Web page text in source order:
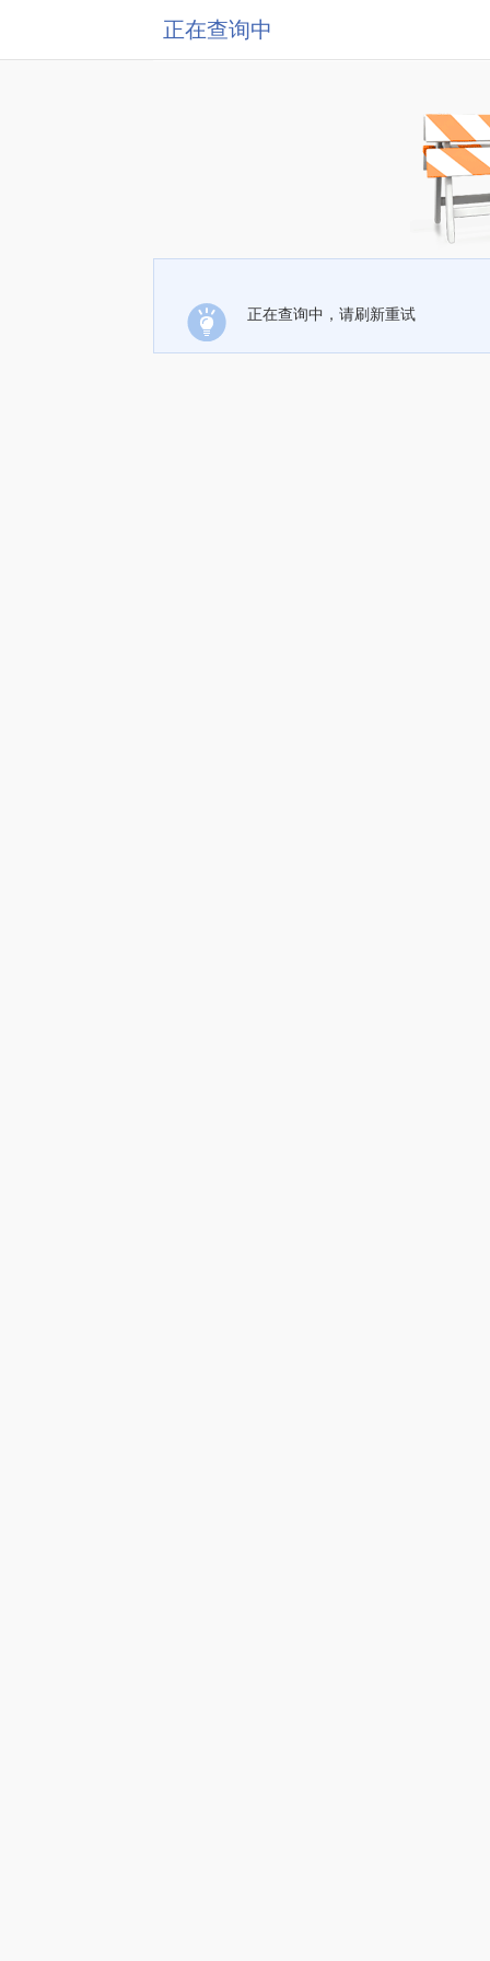
正在查询中
正在查询中，请刷新重试